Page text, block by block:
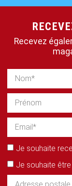
Recevez
Je souhaite
Je souhaite